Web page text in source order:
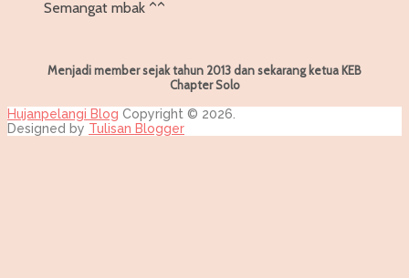
Semangat mbak ^^
Menjadi member sejak tahun 2013 dan sekarang ketua KEB
Chapter Solo
Hujanpelangi Blog Copyright © 2026.
Designed by Tulisan Blogger